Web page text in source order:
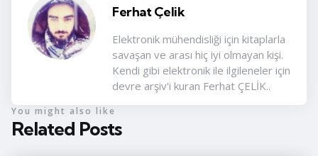
Ferhat Çelik
Elektronik mühendisliği için kitaplarla
savaşan ve arası hiç iyi olmayan kişi.
Kendi gibi elektronik ile ilgileneler için
devre arşiv'i kuran Ferhat ÇELİK..
Related Posts
You might also like